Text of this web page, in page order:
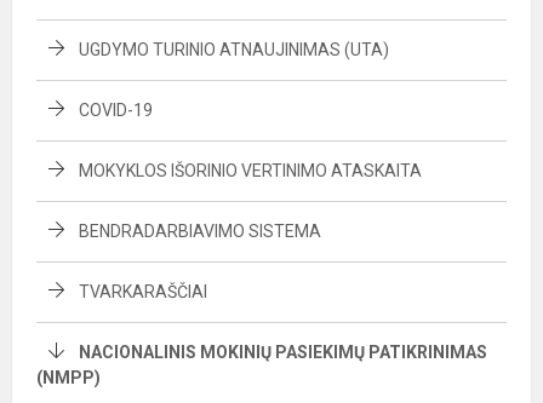
UGDYMO TURINIO ATNAUJINIMAS (UTA)
COVID-19
MOKYKLOS IŠORINIO VERTINIMO ATASKAITA
BENDRADARBIAVIMO SISTEMA
TVARKARAŠČIAI
NACIONALINIS MOKINIŲ PASIEKIMŲ PATIKRINIMAS
(NMPP)